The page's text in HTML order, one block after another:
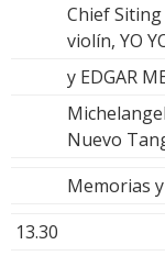
Chief Siting
violín, YO
y EDGAR
Nuevo
Memorias y
13.30